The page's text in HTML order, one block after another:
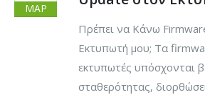
ΜΑΡ
Πρέπει να Κάνω
Εκτυπωτή μου; Τα
εκτυπωτές υπόσχονται
σταθερότητας,